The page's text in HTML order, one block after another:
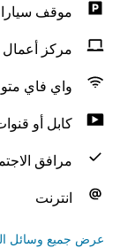
موقف
مركز أعمال
واي فاي
كابل أو
مرافق
انترنت
عرض جميع وسائل